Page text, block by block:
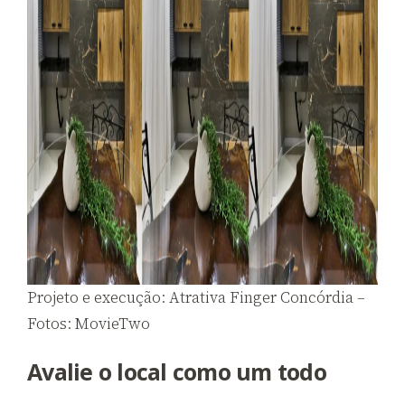
Projeto e execução: Atrativa Finger Concórdia –
Fotos: MovieTwo
Avalie o local como um todo